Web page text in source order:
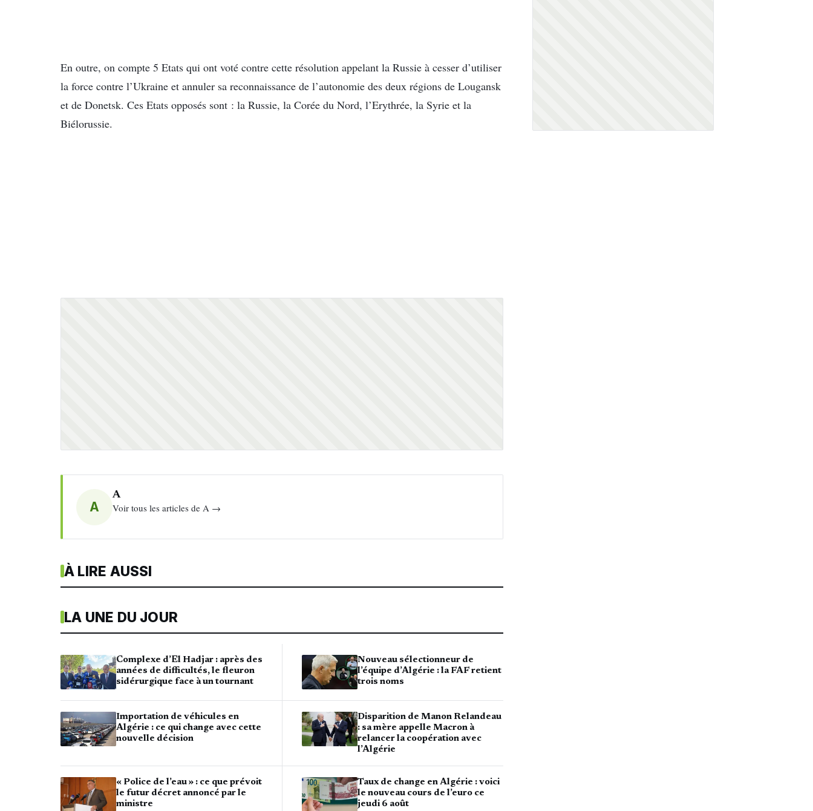
En outre, on compte 5 Etats qui ont voté contre cette résolution appelant la Russie à cesser d’utiliser
la force contre l’Ukraine et annuler sa reconnaissance de l’autonomie des deux régions de Lougansk
et de Donetsk. Ces Etats opposés sont : la Russie, la Corée du Nord, l’Erythrée, la Syrie et la
Biélorussie.
A
A
Voir tous les articles de A →
À LIRE AUSSI
LA UNE DU JOUR
Complexe d’El Hadjar : après des
années de difficultés, le fleuron
sidérurgique face à un tournant
Importation de véhicules en
Algérie : ce qui change avec cette
nouvelle décision
« Police de l’eau » : ce que prévoit
le futur décret annoncé par le
ministre
Nouveau sélectionneur de
l’équipe d’Algérie : la FAF retient
trois noms
Disparition de Manon Relandeau
: sa mère appelle Macron à
relancer la coopération avec
l’Algérie
Taux de change en Algérie : voici
le nouveau cours de l’euro ce
jeudi 6 août